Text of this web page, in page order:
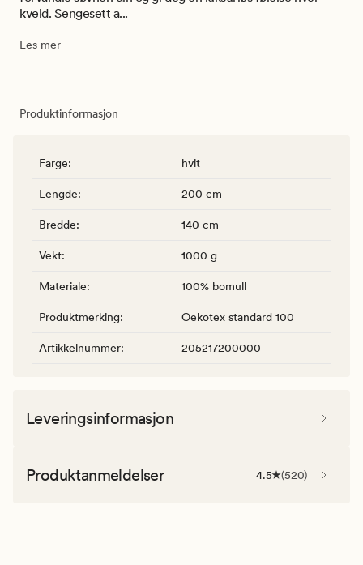
kveld. Sengesett a...
Les mer
Produktinformasjon
Farge: hvit
Lengde: 200 cm
Bredde: 140 cm
Vekt: 1000 g
Materiale: 100% bomull
Produktmerking: Oekotex standard 100
Artikkelnummer: 205217200000
Leveringsinformasjon
Produktanmeldelser 4.5 (520)